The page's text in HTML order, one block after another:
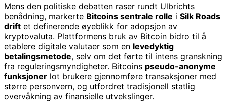
Mens den politiske debatten raser rundt Ulbrichts
benådning, markerte Bitcoins sentrale rolle i Silk Roads
drift et definerende øyeblikk for adopsjon av
kryptovaluta. Plattformens bruk av Bitcoin bidro til å
etablere digitale valutaer som en levedyktig
betalingsmetode, selv om det førte til intens granskning
fra reguleringsmyndigheter. Bitcoins pseudo-anonyme
funksjoner lot brukere gjennomføre transaksjoner med
større personvern, og utfordret tradisjonell statlig
overvåkning av finansielle utvekslinger.